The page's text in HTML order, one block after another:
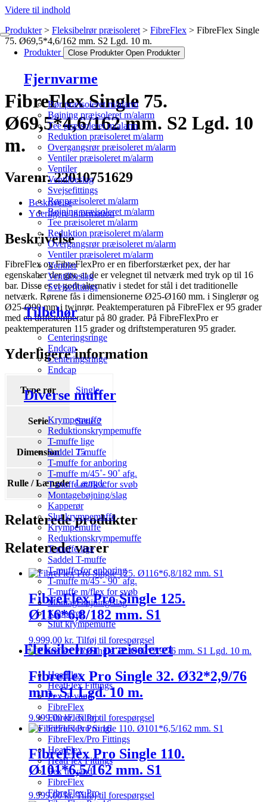
Videre til indhold
Produkter Close Produkter Open Produkter
Fjernvarme
Rør præisoleret m/alarm
Bøjning præisoleret m/alarm
Tee præisoleret m/alarm
Reduktion præisoleret m/alarm
Overgangsrør præisoleret m/alarm
Ventiler præisoleret m/alarm
Ventiler
Ventilbeslag
Svejsefittings
Rør præisoleret m/alarm
Bøjning præisoleret m/alarm
Tee præisoleret m/alarm
Reduktion præisoleret m/alarm
Overgangsrør præisoleret m/alarm
Ventiler præisoleret m/alarm
Ventiler
Ventilbeslag
Svejsefittings
Tilbehør
Centeringsringe
Endcap
Centeringsringe
Endcap
Diverse muffer
Krympemuffe
Reduktionskrympemuffe
T-muffe lige
Saddel T-muffe
T-muffe for anboring
T-muffe m/45˚- 90˚ afg.
T-muffe m/flex for svøb
Montagebøjning/slag
Kapperør
Slut krympemuffe
Krympemuffe
Reduktionskrympemuffe
T-muffe lige
Saddel T-muffe
T-muffe for anboring
T-muffe m/45˚- 90˚ afg.
T-muffe m/flex for svøb
Montagebøjning/slag
Kapperør
Slut krympemuffe
Fleksibelrør præisoleret
HeatFlex
HeatFlex Fittings
Pex til vand
FibreFlex
FibreFlex Pro
FibreFlex Pro 16
FibreFlex/Pro Fittings
HeatFlex
HeatFlex Fittings
Pex til vand
FibreFlex
FibreFlex Pro
Produkter Fleksibelrør præisoleret FibreFlex
FibreFlex Single
75. Ø69,5*4,6/162 mm. S2 Lgd. 10 m.
FibreFlex Single 75.
Ø69,5*4,6/162 mm. S2 Lgd. 10
m.
Varenr. 22010751629
Beskrivelse
Yderligere information
Beskrivelse
FibreFlex og FibreFlexPro er en fiberforstærket pex, der har
egenskaber der gør, at de er velegnet til netværk med tryk op til 16
bar. Disse er et godt alternativ i stedet for stål i det traditionelle
netværk. Rørene fås i dimensionerne Ø25-Ø160 mm. i Singlerør og
Ø25-Ø90 mm i twinrør. Peaktemperaturen på FibreFlex er 95 grader
med en driftstemperatur på 80 grader. På FibreFlexPro er
peaktemperaturen 115 grader og driftstemperaturen 95 grader.
Yderligere information
Type rør Single
Serie Serie 2
Dimension 75
Rulle / Længde Længde
Relaterede produkter
Relaterede varer
FibreFlex Pro Single 125.
Ø116*6,8/182 mm. S1
9.999,00 kr. Tilføj til forespørgsel
Fibreflex Pro Single 32. Ø32*2,9/76
mm. S1 Lgd. 10 m.
9.999,00kr. Tilføj til forespørgsel
FibreFlex Pro Single 110.
Ø101*6,5/162 mm. S1
9.999,00kr. Tilføj til forespørgsel